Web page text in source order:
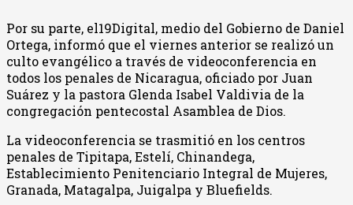
Por su parte, el19Digital, medio del Gobierno de Daniel
Ortega, informó que el viernes anterior se realizó un
culto evangélico a través de videoconferencia en
todos los penales de Nicaragua, oficiado por Juan
Suárez y la pastora Glenda Isabel Valdivia de la
congregación pentecostal Asamblea de Dios.
La videoconferencia se trasmitió en los centros
penales de Tipitapa, Estelí, Chinandega,
Establecimiento Penitenciario Integral de Mujeres,
Granada, Matagalpa, Juigalpa y Bluefields.